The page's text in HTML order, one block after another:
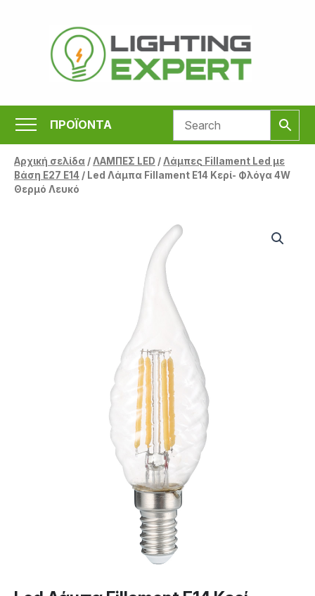
περιεχόμενο
ΠΡΟΪΟΝΤΑ
Αρχική σελίδα/ΛΑΜΠΕΣ LED /Λάμπες Fillament Led με
Βάση Ε27 E14/ Led Λάμπα Fillament E14 Κερί- Φλόγα 4W
Θερμό Λευκό